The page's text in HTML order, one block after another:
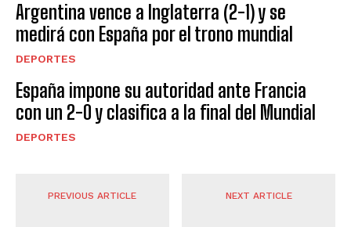
Argentina vence a Inglaterra (2-1) y se
medirá con España por el trono mundial
DEPORTES
España impone su autoridad ante Francia
con un 2-0 y clasifica a la final del Mundial
DEPORTES
PREVIOUS ARTICLE NEXT ARTICLE